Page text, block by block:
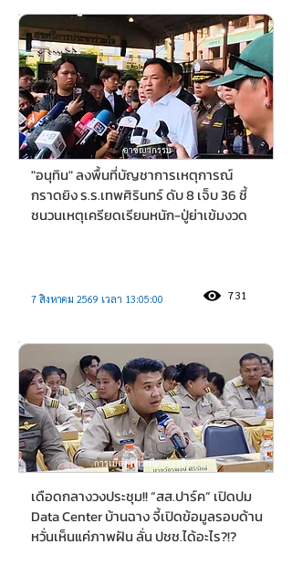
อาชญากรรม
"อนุทิน" ลงพื้นที่บัญชาการเหตุการณ์
กราดยิง ร.ร.เทพศิรินทร์ ดับ 8 เจ็บ 36 ชี้
ชนวนเหตุเครียดเรียนหนัก-ปู่ย่าเข้มงวด
7 สิงหาคม 2569 เวลา 13:05:00 731
การเมือง-การเมืองท้องถิ่น
เดือดกลางวงประชุม!! “สส.ปาร์ค” เปิดปม
Data Center บ้านฉาง จี้เปิดข้อมูลรอบด้าน
หวั่นเห็นแค่ภาพฝัน ลั่น ปชช.ได้อะไร?!?